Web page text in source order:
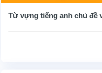
Từ vựng tiếng anh chủ đề